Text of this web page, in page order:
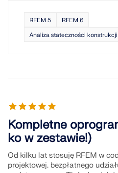
RFEM 5
RFEM 6
Analiza stateczności konstrukcji
Kompletne
ko w zestawie!)
Od kilku lat stosuję RFEM w
projektowej. bezpłatnego